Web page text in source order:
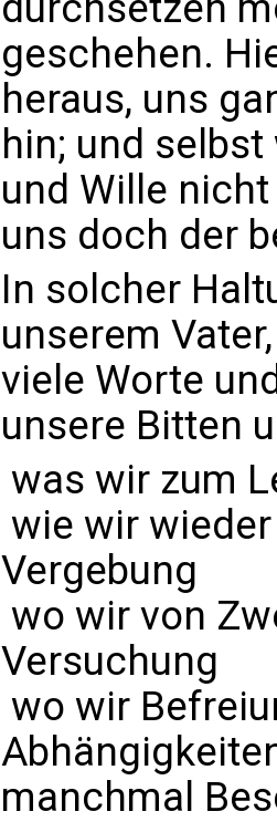
geschehen.
heraus, uns
hin; und
und Wille
uns doch der
In solcher
unserem
viele Worte
unsere Bitten
 was wir zum
 wie wir
Vergebung
 wo wir von
Versuchung
 wo wir
manchmal